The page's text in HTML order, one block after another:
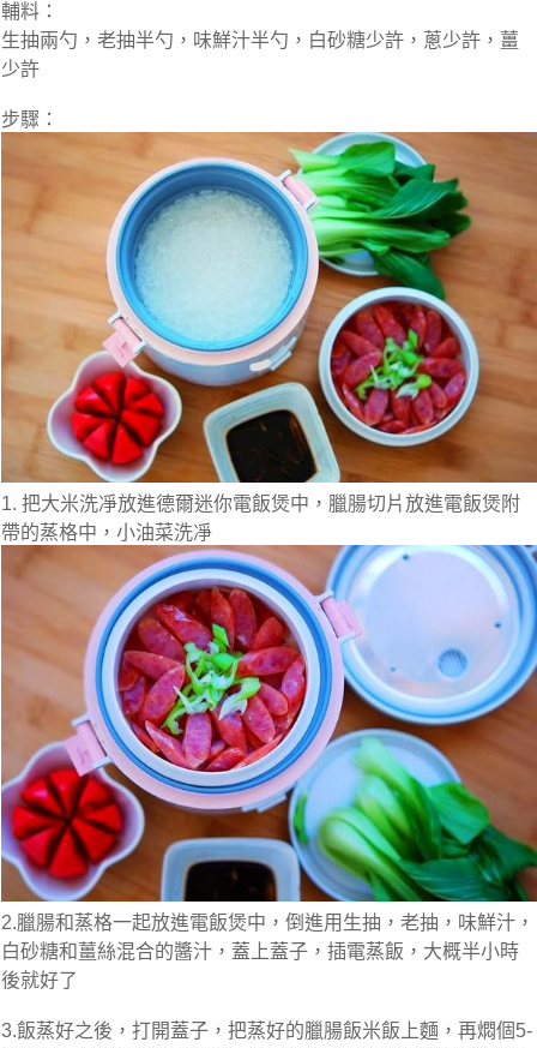
輔料：
生抽兩勺，老抽半勺，味鮮汁半勺，白砂糖少許，蔥少許，薑
少許
步驟：
1. 把大米洗凈放進德爾迷你電飯煲中，臘腸切片放進電飯煲附
帶的蒸格中，小油菜洗凈
2.臘腸和蒸格一起放進電飯煲中，倒進用生抽，老抽，味鮮汁，
白砂糖和薑絲混合的醬汁，蓋上蓋子，插電蒸飯，大概半小時
後就好了
3.飯蒸好之後，打開蓋子，把蒸好的臘腸飯米飯上麵，再燜個5-